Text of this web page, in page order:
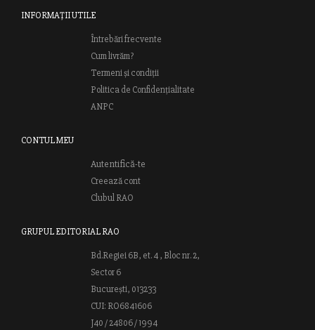
INFORMAȚII UTILE
Întrebări frecvente
Cum livrăm?
Termeni și condiții
Politica de Confidențialitate
ANPC
CONTUL MEU
Autentifică-te
Creează cont
Clubul RAO
GRUPUL EDITORIAL RAO
Bd.Regiei 6B, et. 4 , Bloc nr. 2,
Sector 6
București, 013233
CUI: RO6841606
J40 / 24806 / 1994